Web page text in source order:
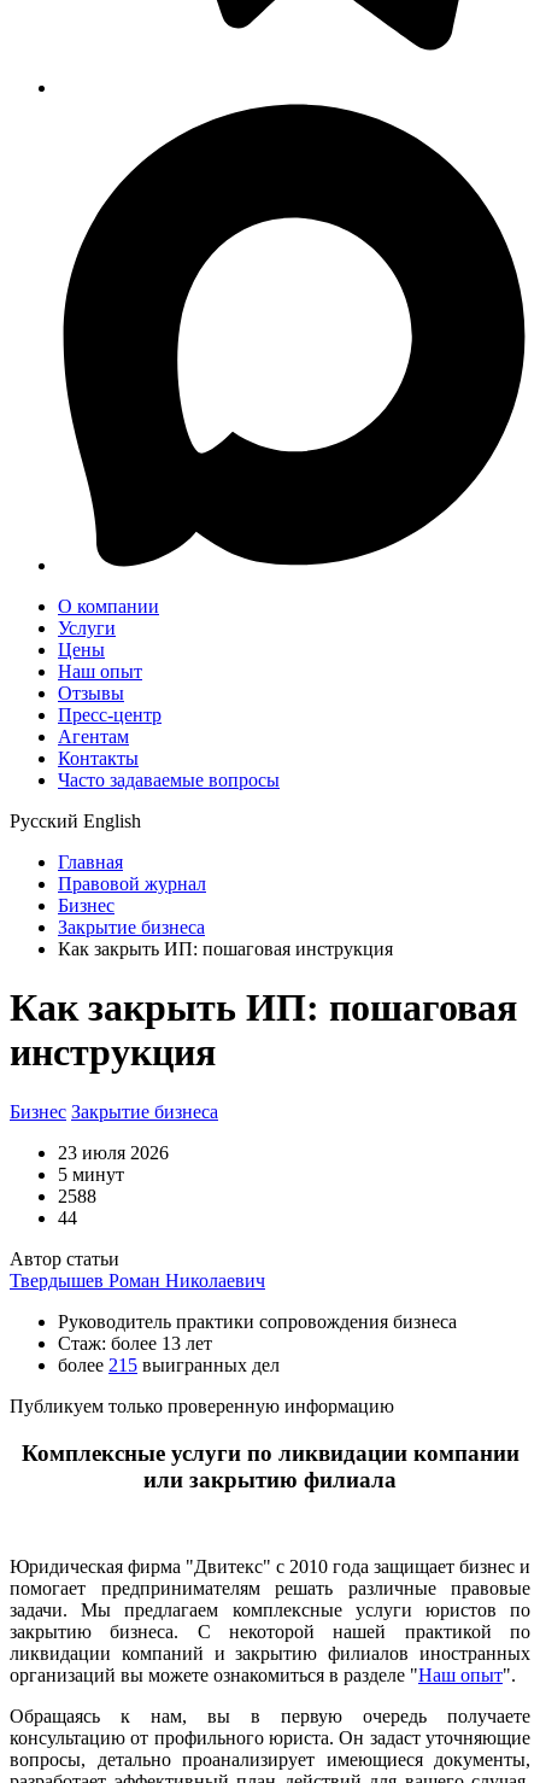
О компании
Услуги
Цены
Наш опыт
Отзывы
Пресс-центр
Агентам
Контакты
Часто задаваемые вопросы
Русский English
Главная
Правовой журнал
Бизнес
Закрытие бизнеса
Как закрыть ИП: пошаговая инструкция
Как закрыть ИП: пошаговая
инструкция
Бизнес Закрытие бизнеса
23 июля 2026
5 минут
2588
44
Автор статьи
Твердышев Роман Николаевич
Руководитель практики сопровождения бизнеса
Стаж: более 13 лет
более 215 выигранных дел
Публикуем только проверенную информацию
Комплексные услуги по ликвидации компании
или закрытию филиала
Юридическая фирма "Двитекс" с 2010 года защищает бизнес и
помогает предпринимателям решать различные правовые
задачи. Мы предлагаем комплексные услуги юристов по
закрытию бизнеса. С некоторой нашей практикой по
ликвидации компаний и закрытию филиалов иностранных
организаций вы можете ознакомиться в разделе "Наш опыт".
Обращаясь к нам, вы в первую очередь получаете
консультацию от профильного юриста. Он задаст уточняющие
вопросы, детально проанализирует имеющиеся документы,